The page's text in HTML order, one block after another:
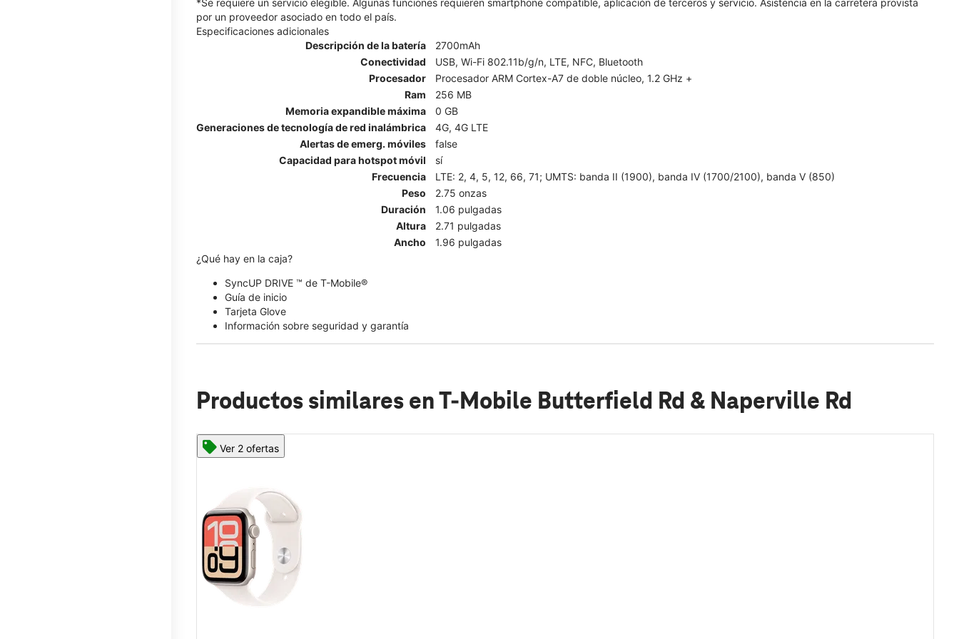
por un proveedor asociado en todo el país.
Especificaciones adicionales
Descripción de la batería
2700mAh
Conectividad
USB, Wi-Fi 802.11b/g/n, LTE, NFC, Bluetooth
Procesador
Procesador ARM Cortex-A7 de doble núcleo, 1.2 GHz +
Ram
256 MB
Memoria expandible máxima
0 GB
Generaciones de tecnología de red inalámbrica
4G, 4G LTE
Alertas de emerg. móviles
false
Capacidad para hotspot móvil
sí
Frecuencia
LTE: 2, 4, 5, 12, 66, 71; UMTS: banda II (1900), banda IV (1700/2100), banda V (850)
Peso
2.75 onzas
Duración
1.06 pulgadas
Altura
2.71 pulgadas
Ancho
1.96 pulgadas
¿Qué hay en la caja?
SyncUP DRIVE ™ de T-Mobile®
Guía de inicio
Tarjeta Glove
Información sobre seguridad y garantía
Productos similares en T-Mobile Butterfield Rd & Naperville Rd
Ver 2 ofertas